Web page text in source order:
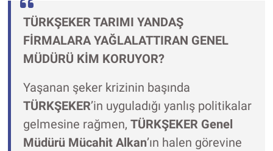
TÜRKŞEKER TARIMI YANDAŞ
FİRMALARA YAĞLALATTIRAN GENEL
MÜDÜRÜ KİM KORUYOR?
Yaşanan şeker krizinin başında
TÜRKŞEKER’in uyguladığı yanlış politikalar
gelmesine rağmen, TÜRKŞEKER Genel
Müdürü Mücahit Alkan’ın halen görevine